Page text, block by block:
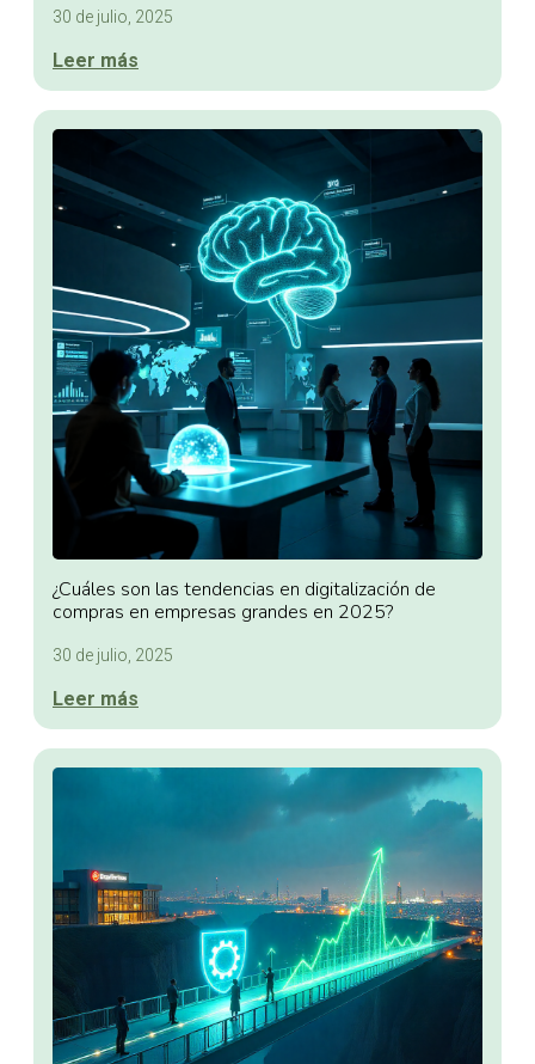
30 de julio, 2025
Leer más
¿Cuáles son las tendencias en digitalización de
compras en empresas grandes en 2025?
30 de julio, 2025
Leer más